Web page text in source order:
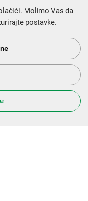
sufinanciranog iz
u sklopu Operativnog
kohezija”.
2014. godine!
Molimo Vas da
postavke.